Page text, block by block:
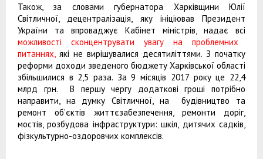
Також, за словами губернатора Харківщини Юлії
Світличної, децентралізація, яку ініціював Президент
України та впроваджує Кабінет міністрів, надає всі
можливості сконцентрувати увагу на проблемних
питаннях, які не вирішувалися десятиліттями. З початку
реформи доходи зведеного бюджету Харківської області
збільшилися в 2,5 раза. За 9 місяців 2017 року це 22,4
млрд грн. В першу чергу додаткові гроші потрібно
направити, на думку Світличної, на будівництво та
ремонт об’єктів життєзабезпечення, ремонти доріг,
мостів, розбудова інфраструктури: шкіл, дитячих садків,
фізкультурно-оздоровчих комплексів.